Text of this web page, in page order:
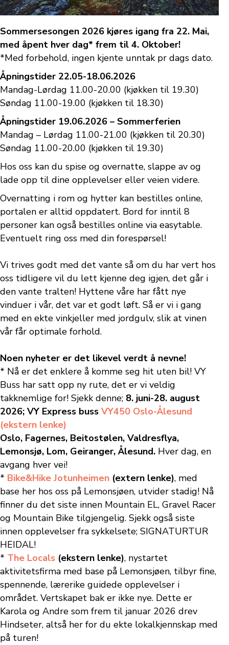
Sommersesongen 2026 kjøres igang fra 22. Mai,
med åpent hver dag* frem til 4. Oktober!
*Med forbehold, ingen kjente unntak pr dags dato.
Åpningstider 22.05-18.06.2026
Mandag-Lørdag 11.00-20.00 (kjøkken til 19.30)
Søndag 11.00-19.00 (kjøkken til 18.30)
Åpningstider 19.06.2026 – Sommerferien
Mandag – Lørdag 11.00-21.00 (kjøkken til 20.30)
Søndag 11.00-20.00 (kjøkken til 19.30)
Hos oss kan du spise og overnatte, slappe av og
lade opp til dine opplevelser eller veien videre.
Overnatting i rom og hytter kan bestilles online,
portalen er alltid oppdatert. Bord for inntil 8
personer kan også bestilles online via easytable.
Eventuelt ring oss med din forespørsel!
Vi trives godt med det vante så om du har vert hos
oss tidligere vil du lett kjenne deg igjen, det går i
den vante tralten! Hyttene våre har fått nye
vinduer i vår, det var et godt løft. Så er vi i gang
med en ekte vinkjeller med jordgulv, slik at vinen
vår får optimale forhold.
Noen nyheter er det likevel verdt å nevne!
* Nå er det enklere å komme seg hit uten bil! VY
Buss har satt opp ny rute, det er vi veldig
takknemlige for! Sjekk denne; 8. juni-28. august
2026; VY Express buss VY450 Oslo-Ålesund
(ekstern lenke)
Oslo, Fagernes, Beitostølen, Valdresflya,
Lemonsjø, Lom, Geiranger, Ålesund. Hver dag, en
avgang hver vei!
* Bike&Hike Jotunheimen (extern lenke), med
base her hos oss på Lemonsjøen, utvider stadig! Nå
finner du det siste innen Mountain EL, Gravel Racer
og Mountain Bike tilgjengelig. Sjekk også siste
innen opplevelser fra sykkelsete; SIGNATURTUR
HEIDAL!
* The Locals (ekstern lenke), nystartet
aktivitetsfirma med base på Lemonsjøen, tilbyr fine,
spennende, lærerike guidede opplevelser i
området. Vertskapet bak er ikke nye. Dette er
Karola og Andre som frem til januar 2026 drev
Hindseter, altså her for du ekte lokalkjennskap med
på turen!